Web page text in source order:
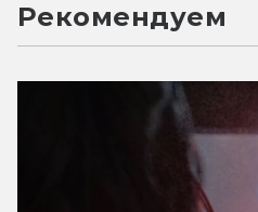
Рекомендуем